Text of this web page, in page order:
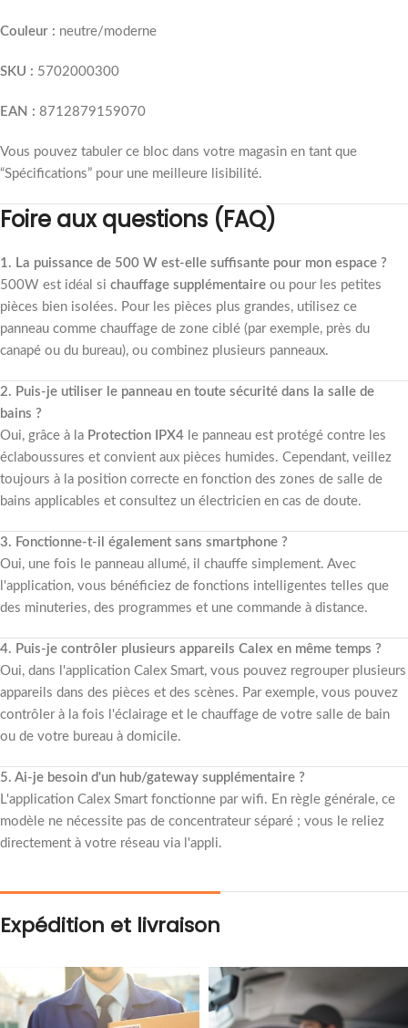
Couleur : neutre/moderne
SKU : 5702000300
EAN : 8712879159070
Vous pouvez tabuler ce bloc dans votre magasin en tant que
“Spécifications” pour une meilleure lisibilité.
Foire aux questions (FAQ)
1. La puissance de 500 W est-elle suffisante pour mon espace ?
500W est idéal si chauffage supplémentaire ou pour les petites
pièces bien isolées. Pour les pièces plus grandes, utilisez ce
panneau comme chauffage de zone ciblé (par exemple, près du
canapé ou du bureau), ou combinez plusieurs panneaux.
2. Puis-je utiliser le panneau en toute sécurité dans la salle de
bains ?
Oui, grâce à la Protection IPX4 le panneau est protégé contre les
éclaboussures et convient aux pièces humides. Cependant, veillez
toujours à la position correcte en fonction des zones de salle de
bains applicables et consultez un électricien en cas de doute.
3. Fonctionne-t-il également sans smartphone ?
Oui, une fois le panneau allumé, il chauffe simplement. Avec
l'application, vous bénéficiez de fonctions intelligentes telles que
des minuteries, des programmes et une commande à distance.
4. Puis-je contrôler plusieurs appareils Calex en même temps ?
Oui, dans l'application Calex Smart, vous pouvez regrouper plusieurs
appareils dans des pièces et des scènes. Par exemple, vous pouvez
contrôler à la fois l'éclairage et le chauffage de votre salle de bain
ou de votre bureau à domicile.
5. Ai-je besoin d'un hub/gateway supplémentaire ?
L'application Calex Smart fonctionne par wifi. En règle générale, ce
modèle ne nécessite pas de concentrateur séparé ; vous le reliez
directement à votre réseau via l'appli.
Expédition et livraison